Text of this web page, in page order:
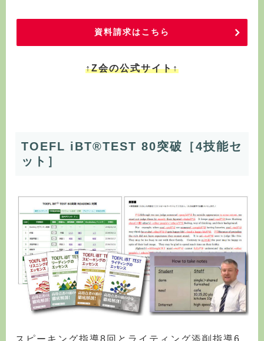
資料請求はこちら
↑Z会の公式サイト↑
TOEFL iBT®TEST 80突破［4技能セ
ット］
スピーキング指導8回とライティング添削指導6